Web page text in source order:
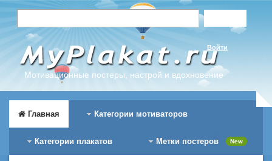
Мотивационные постеры, настрой и вдохновение
Войти
Главная Категории мотиваторов
Категории плакатов Метки постеров New